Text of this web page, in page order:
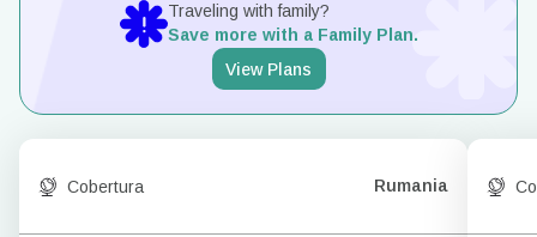
Traveling with family?
Save more with a Family Plan.
View Plans
Cobertura Rumania